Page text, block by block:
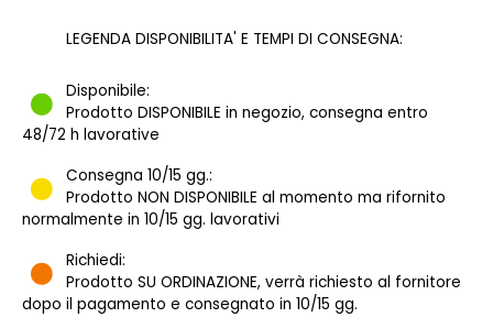
LEGENDA DISPONIBILITA' E TEMPI DI CONSEGNA:
Disponibile:
Prodotto DISPONIBILE in negozio, consegna entro
48/72 h lavorative
Consegna 10/15 gg.:
Prodotto NON DISPONIBILE al momento ma rifornito
normalmente in 10/15 gg. lavorativi
Richiedi:
Prodotto SU ORDINAZIONE, verrà richiesto al fornitore
dopo il pagamento e consegnato in 10/15 gg.